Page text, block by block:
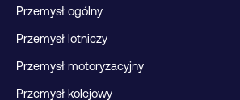
Przemysł ogólny
Przemysł lotniczy
Przemysł motoryzacyjny
Przemysł kolejowy